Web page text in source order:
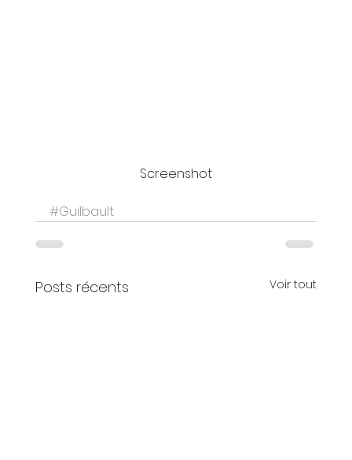
Screenshot
#Guilbault
Posts récents Voir tout